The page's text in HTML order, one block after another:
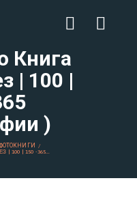
Книга
| 100 |
)
ФОТОКНИГИ
| 100 | 150 -365...